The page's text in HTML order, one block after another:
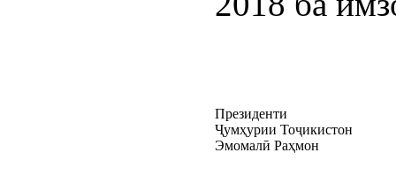
Президенти
Ҷумҳурии Тоҷикистон
Эмомалӣ Раҳмон